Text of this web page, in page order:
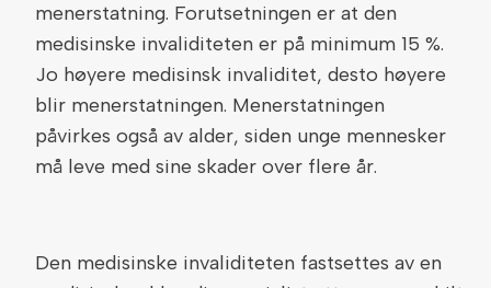
menerstatning. Forutsetningen er at den
medisinske invaliditeten er på minimum 15 %.
Jo høyere medisinsk invaliditet, desto høyere
blir menerstatningen. Menerstatningen
påvirkes også av alder, siden unge mennesker
må leve med sine skader over flere år.
Den medisinske invaliditeten fastsettes av en